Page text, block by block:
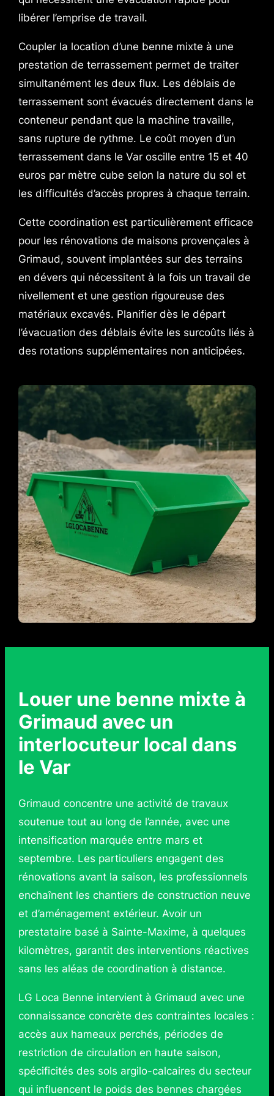
libérer l’emprise de travail.
Coupler la location d’une benne mixte à une
prestation de terrassement permet de traiter
simultanément les deux flux. Les déblais de
terrassement sont évacués directement dans le
conteneur pendant que la machine travaille,
sans rupture de rythme. Le coût moyen d’un
terrassement dans le Var oscille entre 15 et 40
euros par mètre cube selon la nature du sol et
les difficultés d’accès propres à chaque terrain.
Cette coordination est particulièrement efficace
pour les rénovations de maisons provençales à
Grimaud, souvent implantées sur des terrains
en dévers qui nécessitent à la fois un travail de
nivellement et une gestion rigoureuse des
matériaux excavés. Planifier dès le départ
l’évacuation des déblais évite les surcoûts liés à
des rotations supplémentaires non anticipées.
Louer une benne mixte à
Grimaud avec un
interlocuteur local dans
le Var
Grimaud concentre une activité de travaux
soutenue tout au long de l’année, avec une
intensification marquée entre mars et
septembre. Les particuliers engagent des
rénovations avant la saison, les professionnels
enchaînent les chantiers de construction neuve
et d’aménagement extérieur. Avoir un
prestataire basé à Sainte-Maxime, à quelques
kilomètres, garantit des interventions réactives
sans les aléas de coordination à distance.
LG Loca Benne intervient à Grimaud avec une
connaissance concrète des contraintes locales :
accès aux hameaux perchés, périodes de
restriction de circulation en haute saison,
spécificités des sols argilo-calcaires du secteur
qui influencent le poids des bennes chargées